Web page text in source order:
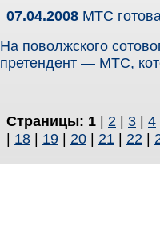
07.04.2008 МТС
На поволжского
претендент — МТС,
Страницы: 1 | 2 | 3 | 4
| 18 | 19 | 20 | 21 | 22 |